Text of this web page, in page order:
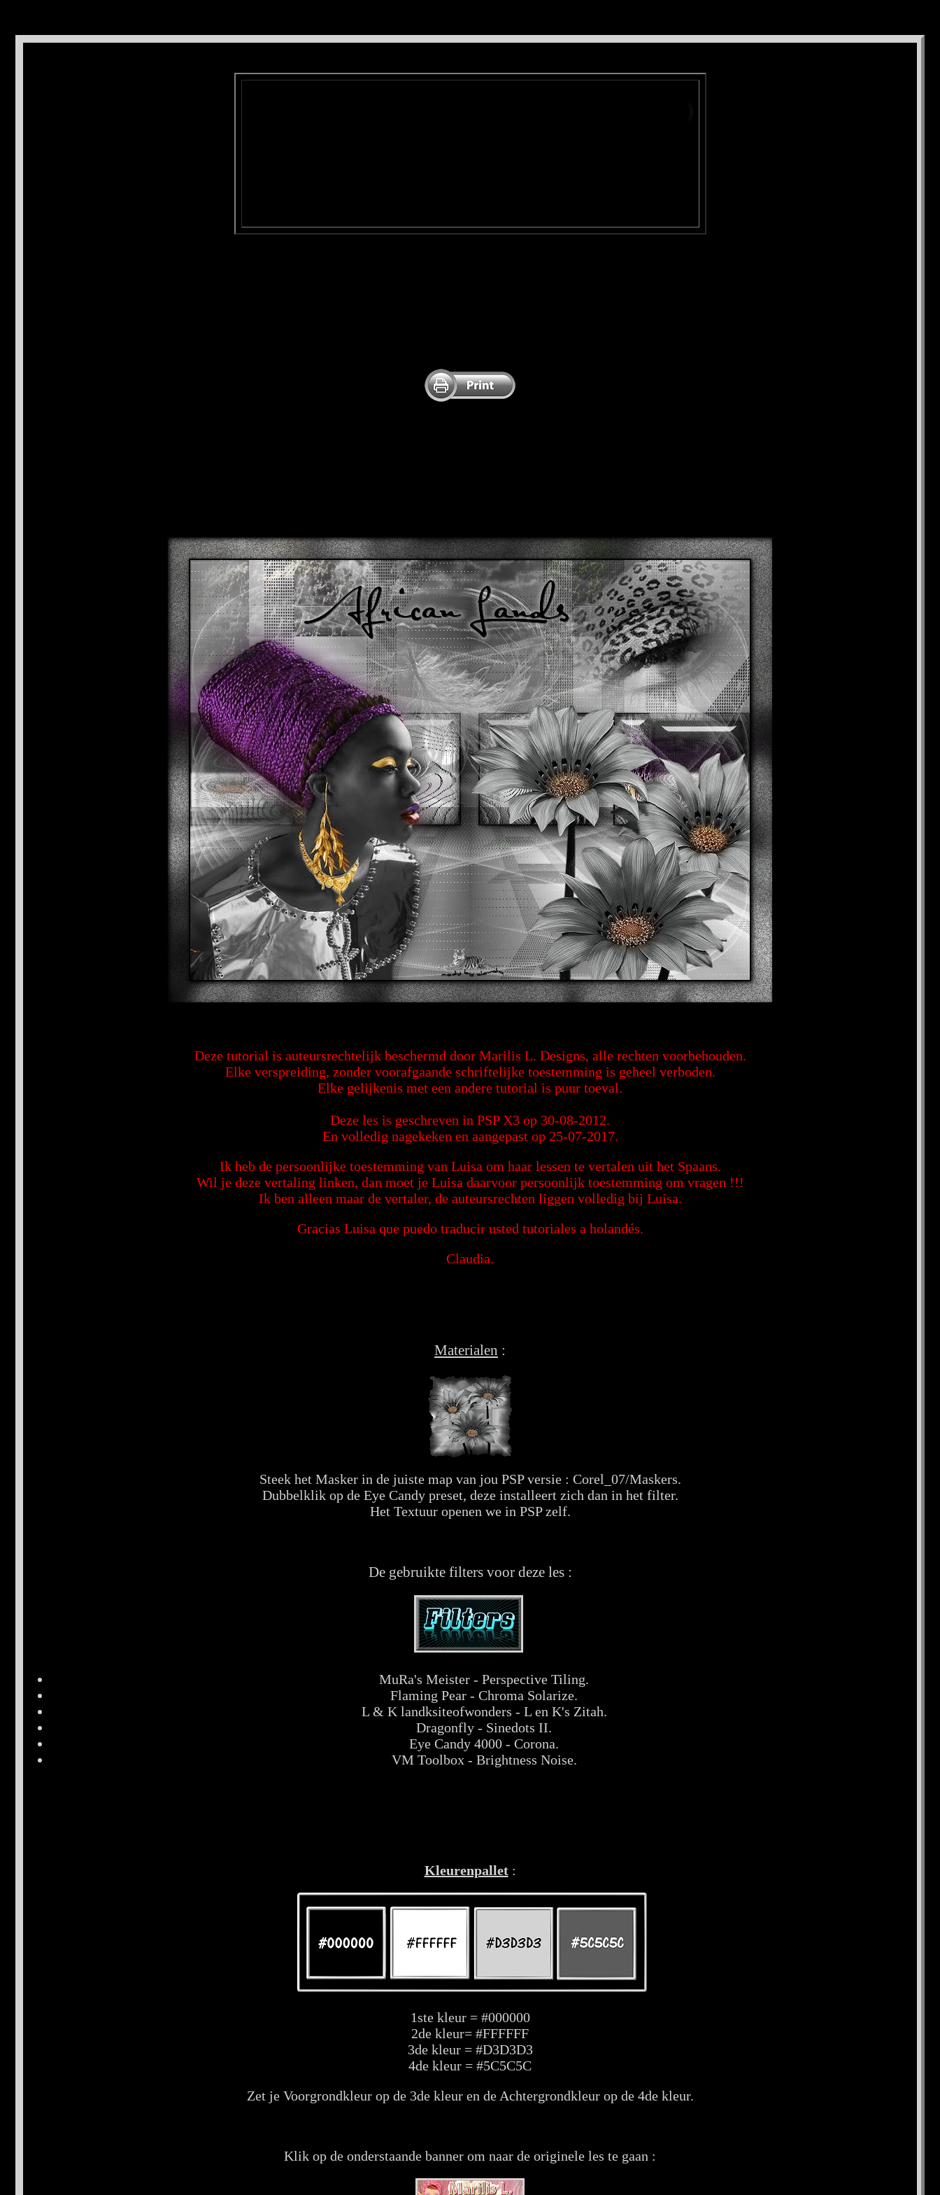
Deze tutorial is auteursrechtelijk beschermd door Marilis L. Designs, alle rechten voorbehouden.
Elke verspreiding, zonder voorafgaande schriftelijke toestemming is geheel verboden.
Elke gelijkenis met een andere tutorial is puur toeval.
Deze les is geschreven in PSP X3 op 30-08-2012.
En volledig nagekeken en aangepast op 25-07-2017.
Ik heb de persoonlijke toestemming van Luisa om haar lessen te vertalen uit het Spaans.
Wil je deze vertaling linken, dan moet je Luisa daarvoor persoonlijk toestemming om vragen !!!
Ik ben alleen maar de vertaler, de auteursrechten liggen volledig bij Luisa.
Gracias Luisa que puedo traducir usted tutoriales a holandés.
Claudia.
Materialen :
Steek het Masker in de juiste map van jou PSP versie : Corel_07/Maskers.
Dubbelklik op de Eye Candy preset, deze installeert zich dan in het filter.
Het Textuur openen we in PSP zelf.
De gebruikte filters voor deze les :
MuRa's Meister - Perspective Tiling.
Flaming Pear - Chroma Solarize.
L & K landksiteofwonders - L en K's Zitah.
Dragonfly - Sinedots II.
Eye Candy 4000 - Corona.
VM Toolbox - Brightness Noise.
Kleurenpallet:
1ste kleur = #000000
2de kleur= #FFFFFF
3de kleur = #D3D3D3
4de kleur = #5C5C5C
Zet je Voorgrondkleur op de 3de kleur en de Achtergrondkleur op de 4de kleur.
Klik op de onderstaande banner om naar de originele les te gaan :